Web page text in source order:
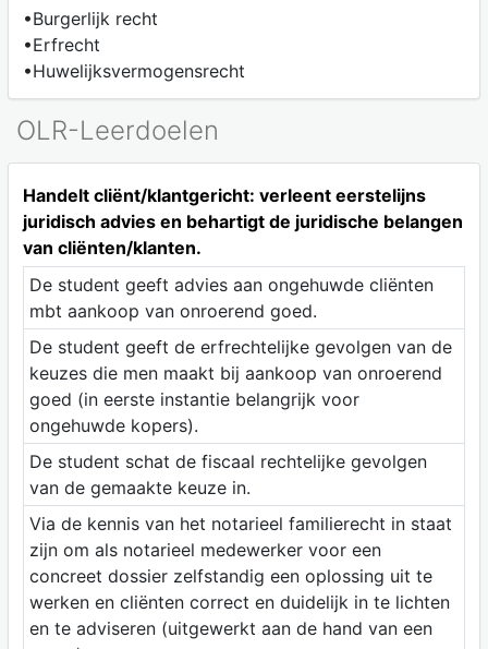
•Burgerlijk recht
•Erfrecht
•Huwelijksvermogensrecht
OLR-Leerdoelen
Handelt cliënt/klantgericht: verleent eerstelijns
juridisch advies en behartigt de juridische belangen
van cliënten/klanten.
De student geeft advies aan ongehuwde cliënten
mbt aankoop van onroerend goed.
De student geeft de erfrechtelijke gevolgen van de
keuzes die men maakt bij aankoop van onroerend
goed (in eerste instantie belangrijk voor
ongehuwde kopers).
De student schat de fiscaal rechtelijke gevolgen
van de gemaakte keuze in.
Via de kennis van het notarieel familierecht in staat
zijn om als notarieel medewerker voor een
concreet dossier zelfstandig een oplossing uit te
werken en cliënten correct en duidelijk in te lichten
en te adviseren (uitgewerkt aan de hand van een